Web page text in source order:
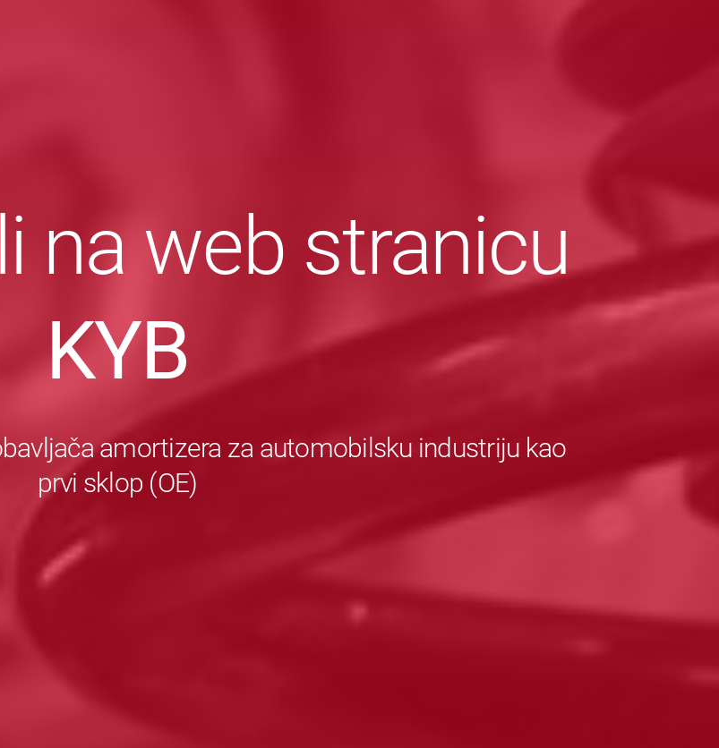
na web stranicu
KYB
amortizera za automobilsku industriju kao
prvi sklop (OE)